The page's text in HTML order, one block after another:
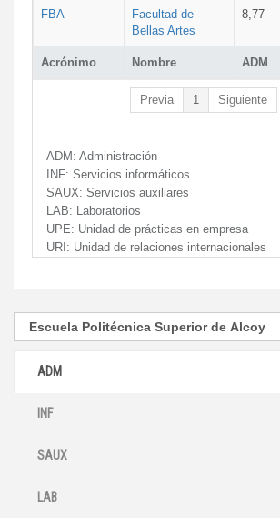
Acrónimo Nombre ADM
FBA
Facultad de
Bellas Artes
8,77
Previa 1 Siguiente
ADM: Administración
INF: Servicios informáticos
SAUX: Servicios auxiliares
LAB: Laboratorios
UPE: Unidad de prácticas en empresa
URI: Unidad de relaciones internacionales
ADM
INF
SAUX
LAB